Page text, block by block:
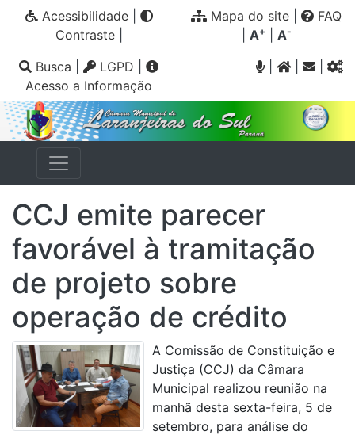
Acessibilidade|
Contraste|
Mapa do site
FAQ
A+ A-
Busca LGPD
Acesso a Informação
|
CCJ emite parecer
favorável à tramitação
de projeto sobre
operação de crédito
A Comissão de Constituição e
Justiça (CCJ) da Câmara
Municipal realizou reunião na
manhã desta sexta-feira, 5 de
setembro, para análise do